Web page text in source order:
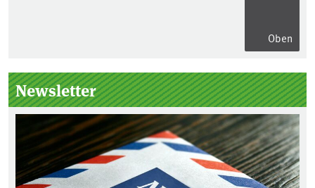
Oben
Seitenleiste
Newsletter